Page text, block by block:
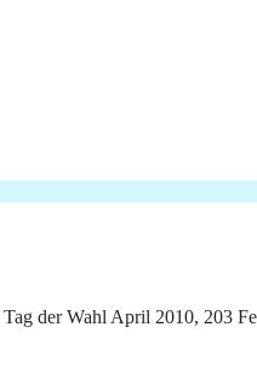
der Wahl April 2010, 203